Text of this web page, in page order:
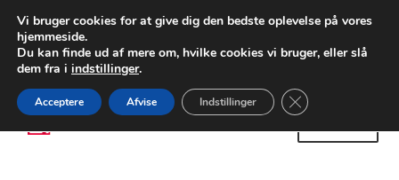
LEVERING fra 55 kr.
FEDEX verdensomspændende forsendelse
80 82 72 02
Spring
til
Spring
til
Vi bruger cookies for at give dig den bedste oplevelse på vores
hjemmeside.
Du kan finde ud af mere om, hvilke cookies vi bruger, eller slå
dem fra i indstillinger.
Acceptere Afvise Indstillinger Close GDPR